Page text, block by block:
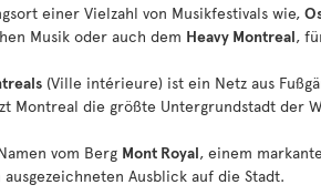
einer Vielzahl von Musikfestivals wie,
Musik oder auch dem Heavy Montreal,
(Ville intérieure) ist ein Netz aus
Montreal die größte Untergrundstadt der
vom Berg Mont Royal, einem
Ausblick auf die Stadt.